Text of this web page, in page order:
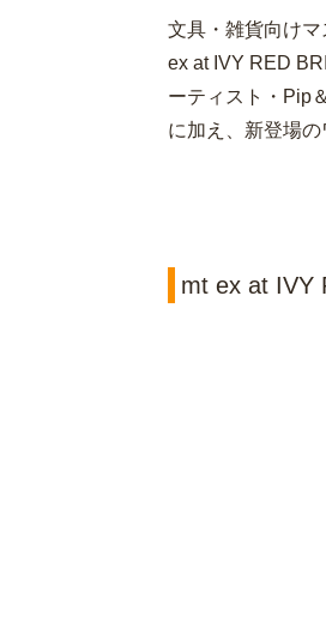
文具・雑貨向け
ex at IVY RED
ーティスト・Pip
に加え、新登場の
mt ex at IVY